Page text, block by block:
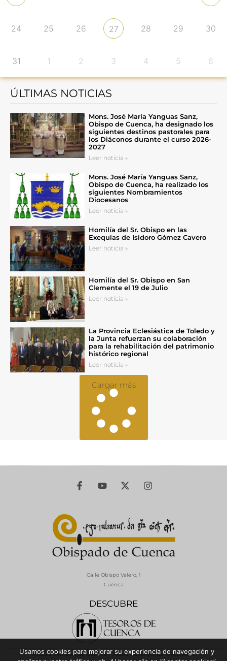
24 25 26 27 28 29 30
31 1 2 3 4 5 6
ÚLTIMAS NOTICIAS
Mons. José María Yanguas Sanz,
Obispo de Cuenca, ha designado los
siguientes destinos pastorales para
los Diáconos durante el curso 2026-
2027
Leer noticia »
Mons. José María Yanguas Sanz,
Obispo de Cuenca, ha realizado los
siguientes Nombramientos
Diocesanos
Leer noticia »
Homilía del Sr. Obispo en las
Exequias de Isidoro Gómez Cavero
Leer noticia »
Homilía del Sr. Obispo en San
Clemente el 19 de Julio
Leer noticia »
La Provincia Eclesiástica de Toledo y
la Junta refuerzan su colaboración
para la rehabilitación del patrimonio
histórico regional
Leer noticia »
Cargar más
DESCUBRE
Calle Obispo Valero, 1
Cuenca
© 2026 Diócesis de Cuenca - Todos los derechos reservados
Usamos cookies para mejorar su experiencia de navegación y